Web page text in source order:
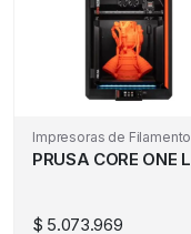
Impresoras de Filamento
PRUSA CORE ONE L
$ 5.073.969